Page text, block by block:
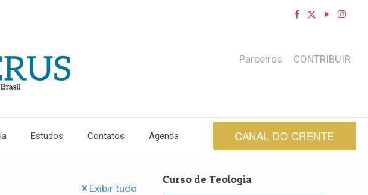
Estudos Contatos Agenda
Parceiros CONTRIBUIR
CANAL DO CRENTE
Exibir tudo
Curso de Teologia